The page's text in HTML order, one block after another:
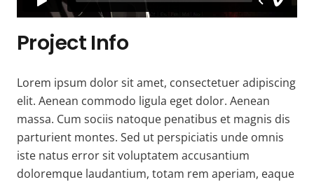
Project Info
Lorem ipsum dolor sit amet, consectetuer adipiscing
elit. Aenean commodo ligula eget dolor. Aenean
massa. Cum sociis natoque penatibus et magnis dis
parturient montes. Sed ut perspiciatis unde omnis
iste natus error sit voluptatem accusantium
doloremque laudantium, totam rem aperiam, eaque